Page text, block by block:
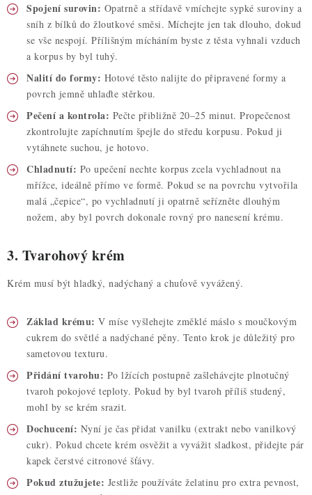
Spojení surovin: Opatrně a střídavě vmíchejte sypké suroviny a
sníh z bílků do žloutkové směsi. Míchejte jen tak dlouho, dokud
se vše nespojí. Přílišným mícháním byste z těsta vyhnali vzduch
a korpus by byl tuhý.
Nalití do formy: Hotové těsto nalijte do připravené formy a
povrch jemně uhlaďte stěrkou.
Pečení a kontrola: Pečte přibližně 20–25 minut. Propečenost
zkontrolujte zapíchnutím špejle do středu korpusu. Pokud ji
vytáhnete suchou, je hotovo.
Chladnutí: Po upečení nechte korpus zcela vychladnout na
mřížce, ideálně přímo ve formě. Pokud se na povrchu vytvořila
malá „čepice“, po vychladnutí ji opatrně seřízněte dlouhým
nožem, aby byl povrch dokonale rovný pro nanesení krému.
3. Tvarohový krém
Krém musí být hladký, nadýchaný a chuťově vyvážený.
Základ krému: V míse vyšlehejte změklé máslo s moučkovým
cukrem do světlé a nadýchané pěny. Tento krok je důležitý pro
sametovou texturu.
Přidání tvarohu: Po lžících postupně zašlehávejte plnotučný
tvaroh pokojové teploty. Pokud by byl tvaroh příliš studený,
mohl by se krém srazit.
Dochucení: Nyní je čas přidat vanilku (extrakt nebo vanilkový
cukr). Pokud chcete krém osvěžit a vyvážit sladkost, přidejte pár
kapek čerstvé citronové šťávy.
Pokud ztužujete: Jestliže používáte želatinu pro extra pevnost,